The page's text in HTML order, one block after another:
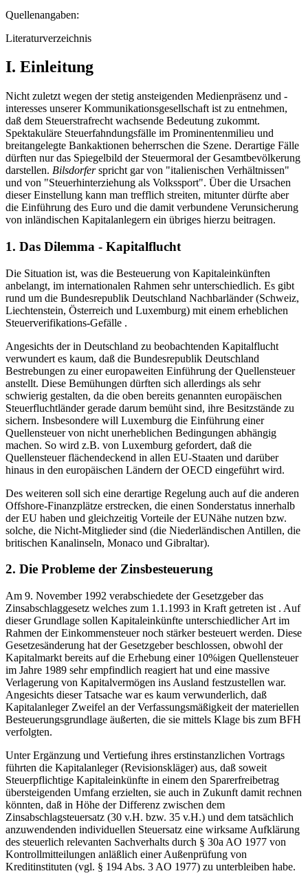
Quellenangaben:
Literaturverzeichnis
I. Einleitung
Nicht zuletzt wegen der stetig ansteigenden Medienpräsenz und -
interesses unserer Kommunikationsgesellschaft ist zu entnehmen,
daß dem Steuerstrafrecht wachsende Bedeutung zukommt.
Spektakuläre Steuerfahndungsfälle im Prominentenmilieu und
breitangelegte Bankaktionen beherrschen die Szene. Derartige Fälle
dürften nur das Spiegelbild der Steuermoral der Gesamtbevölkerung
darstellen. Bilsdorferspricht gar von "italienischen Verhältnissen"
und von "Steuerhinterziehung als Volkssport". Über die Ursachen
dieser Einstellung kann man trefflich streiten, mitunter dürfte aber
die Einführung des Euro und die damit verbundene Verunsicherung
von inländischen Kapitalanlegern ein übriges hierzu beitragen.
1. Das Dilemma - Kapitalflucht
Die Situation ist, was die Besteuerung von Kapitaleinkünften
anbelangt, im internationalen Rahmen sehr unterschiedlich. Es gibt
rund um die Bundesrepublik Deutschland Nachbarländer (Schweiz,
Liechtenstein, Österreich und Luxemburg) mit einem erheblichen
Steuerverifikations-Gefälle .
Angesichts der in Deutschland zu beobachtenden Kapitalflucht
verwundert es kaum, daß die Bundesrepublik Deutschland
Bestrebungen zu einer europaweiten Einführung der Quellensteuer
anstellt. Diese Bemühungen dürften sich allerdings als sehr
schwierig gestalten, da die oben bereits genannten europäischen
Steuerfluchtländer gerade darum bemüht sind, ihre Besitzstände zu
sichern. Insbesondere will Luxemburg die Einführung einer
Quellensteuer von nicht unerheblichen Bedingungen abhängig
machen. So wird z.B. von Luxemburg gefordert, daß die
Quellensteuer flächendeckend in allen EU-Staaten und darüber
hinaus in den europäischen Ländern der OECD eingeführt wird.
Des weiteren soll sich eine derartige Regelung auch auf die anderen
Offshore-Finanzplätze erstrecken, die einen Sonderstatus innerhalb
der EU haben und gleichzeitig Vorteile der EUNähe nutzen bzw.
solche, die Nicht-Mitglieder sind (die Niederländischen Antillen, die
britischen Kanalinseln, Monaco und Gibraltar).
2. Die Probleme der Zinsbesteuerung
Am 9. November 1992 verabschiedete der Gesetzgeber das
Zinsabschlaggesetz welches zum 1.1.1993 in Kraft getreten ist . Auf
dieser Grundlage sollen Kapitaleinkünfte unterschiedlicher Art im
Rahmen der Einkommensteuer noch stärker besteuert werden. Diese
Gesetzesänderung hat der Gesetzgeber beschlossen, obwohl der
Kapitalmarkt bereits auf die Erhebung einer 10%igen Quellensteuer
im Jahre 1989 sehr empfindlich reagiert hat und eine massive
Verlagerung von Kapitalvermögen ins Ausland festzustellen war.
Angesichts dieser Tatsache war es kaum verwunderlich, daß
Kapitalanleger Zweifel an der Verfassungsmäßigkeit der materiellen
Besteuerungsgrundlage äußerten, die sie mittels Klage bis zum BFH
verfolgten.
Unter Ergänzung und Vertiefung ihres erstinstanzlichen Vortrags
führten die Kapitalanleger (Revisionskläger) aus, daß soweit
Steuerpflichtige Kapitaleinkünfte in einem den Sparerfreibetrag
übersteigenden Umfang erzielten, sie auch in Zukunft damit rechnen
könnten, daß in Höhe der Differenz zwischen dem
Zinsabschlagsteuersatz (30 v.H. bzw. 35 v.H.) und dem tatsächlich
anzuwendenden individuellen Steuersatz eine wirksame Aufklärung
des steuerlich relevanten Sachverhalts durch § 30a AO 1977 von
Kontrollmitteilungen anläßlich einer Außenprüfung von
Kreditinstituten (vgl. § 194 Abs. 3 AO 1977) zu unterbleiben habe.